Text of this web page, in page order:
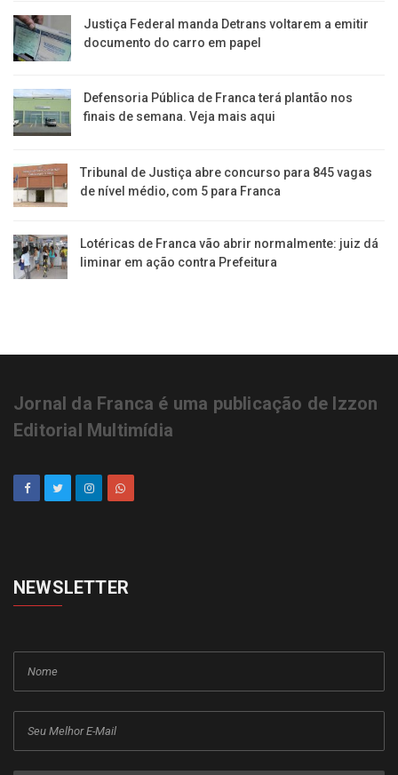
Justiça Federal manda Detrans voltarem a emitir
documento do carro em papel
Defensoria Pública de Franca terá plantão nos
finais de semana. Veja mais aqui
Tribunal de Justiça abre concurso para 845 vagas
de nível médio, com 5 para Franca
Lotéricas de Franca vão abrir normalmente: juiz dá
liminar em ação contra Prefeitura
Jornal da Franca é uma publicação de Izzon
Editorial Multimídia
NEWSLETTER